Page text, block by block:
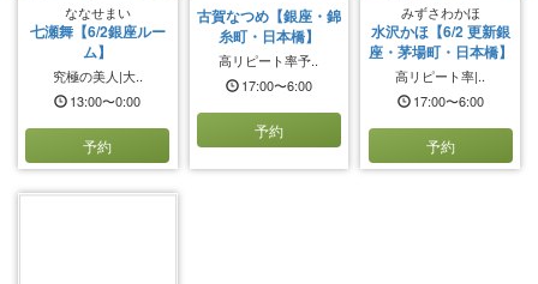
ななせまい
七瀬舞【6/2銀座ルー
ム】
究極の美人|大..
13:00〜0:00
予約
古賀なつめ【銀座・錦
糸町・日本橋】
高リピート率予..
17:00〜6:00
予約
みずさわかほ
水沢かほ【6/2 更新銀
座・茅場町・日本橋】
高リピート率|..
17:00〜6:00
予約